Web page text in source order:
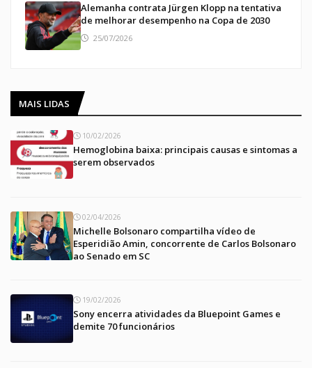
Alemanha contrata Jürgen Klopp na tentativa
de melhorar desempenho na Copa de 2030
25/07/2026
MAIS LIDAS
10/02/2026
Hemoglobina baixa: principais causas e sintomas a
serem observados
02/04/2026
Michelle Bolsonaro compartilha vídeo de
Esperidião Amin, concorrente de Carlos Bolsonaro
ao Senado em SC
19/02/2026
Sony encerra atividades da Bluepoint Games e
demite 70 funcionários